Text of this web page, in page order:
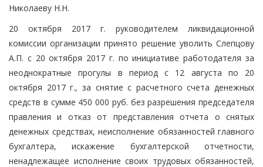
Николаеву Н.Н.
20 октября 2017 г. руководителем ликвидационной
комиссии организации принято решение уволить Слепцову
А.П. с 20 октября 2017 г. по инициативе работодателя за
неоднократные прогулы в период с 12 августа по 20
октября 2017 г., за снятие с расчетного счета денежных
средств в сумме 450 000 руб. без разрешения председателя
правления и отказ от представления отчета о снятых
денежных средствах, неисполнение обязанностей главного
бухгалтера, искажение бухгалтерской отчетности,
ненадлежащее исполнение своих трудовых обязанностей,